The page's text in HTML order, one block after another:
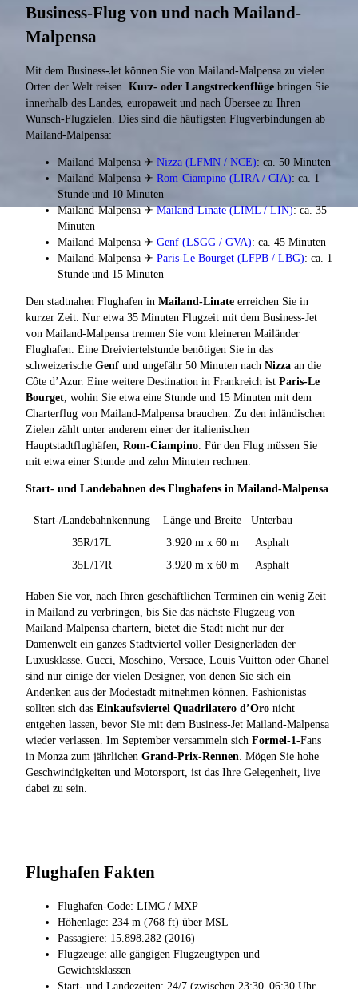
Business-Flug von und nach Mailand-
Malpensa
Mit dem Business-Jet können Sie von Mailand-Malpensa zu vielen
Orten der Welt reisen. Kurz- oder Langstreckenflüge bringen Sie
innerhalb des Landes, europaweit und nach Übersee zu Ihren
Wunsch-Flugzielen. Dies sind die häufigsten Flugverbindungen ab
Mailand-Malpensa:
Mailand-Malpensa ✈ Nizza (LFMN / NCE): ca. 50 Minuten
Mailand-Malpensa ✈ Rom-Ciampino (LIRA / CIA): ca. 1
Stunde und 10 Minuten
Mailand-Malpensa ✈Mailand-Linate (LIML / LIN): ca. 35
Minuten
Mailand-Malpensa ✈ Genf (LSGG / GVA): ca. 45 Minuten
Mailand-Malpensa ✈ Paris-Le Bourget (LFPB / LBG): ca. 1
Stunde und 15 Minuten
Den stadtnahen Flughafen in Mailand-Linate erreichen Sie in
kurzer Zeit. Nur etwa 35 Minuten Flugzeit mit dem Business-Jet
von Mailand-Malpensa trennen Sie vom kleineren Mailänder
Flughafen. Eine Dreiviertelstunde benötigen Sie in das
schweizerische Genf und ungefähr 50 Minuten nach Nizza an die
Côte d’Azur. Eine weitere Destination in Frankreich ist Paris-Le
Bourget , wohin Sie etwa eine Stunde und 15 Minuten mit dem
Charterflug von Mailand-Malpensa brauchen. Zu den inländischen
Zielen zählt unter anderem einer der italienischen
Hauptstadtflughäfen, Rom-Ciampino . Für den Flug müssen Sie
mit etwa einer Stunde und zehn Minuten rechnen.
Start- und Landebahnen des Flughafens in Mailand-Malpensa
Start-/Landebahnkennung Länge und Breite
Unterbau
35R/17L
3.920 m x 60 m
Asphalt
35L/17R
3.920 m x 60 m Asphalt
Haben Sie vor, nach Ihren geschäftlichen Terminen ein wenig Zeit
in Mailand zu verbringen, bis Sie das nächste Flugzeug von
Mailand-Malpensa chartern, bietet die Stadt nicht nur der
Damenwelt ein ganzes Stadtviertel voller Designerläden der
Luxusklasse. Gucci, Moschino, Versace, Louis Vuitton oder Chanel
sind nur einige der vielen Designer, von denen Sie sich ein
Andenken aus der Modestadt mitnehmen können. Fashionistas
sollten sich das Einkaufsviertel Quadrilatero d’Oro nicht
entgehen lassen, bevor Sie mit dem Business-Jet Mailand-Malpensa
wieder verlassen. Im September versammeln sich Formel-1 -Fans
in Monza zum jährlichen Grand-Prix-Rennen . Mögen Sie hohe
Geschwindigkeiten und Motorsport, ist das Ihre Gelegenheit, live
dabei zu sein.
Flughafen Fakten
Flughafen-Code: LIMC / MXP
Höhenlage: 234 m (768 ft) über MSL
Passagiere: 15.898.282 (2016)
Flugzeuge: alle gängigen Flugzeugtypen und
Gewichtsklassen
Start- und Landezeiten: 24/7 (zwischen 23:30–06:30 Uhr